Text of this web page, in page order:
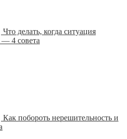
Что делать, когда ситуация
— 4 совета
Как побороть нерешительность и